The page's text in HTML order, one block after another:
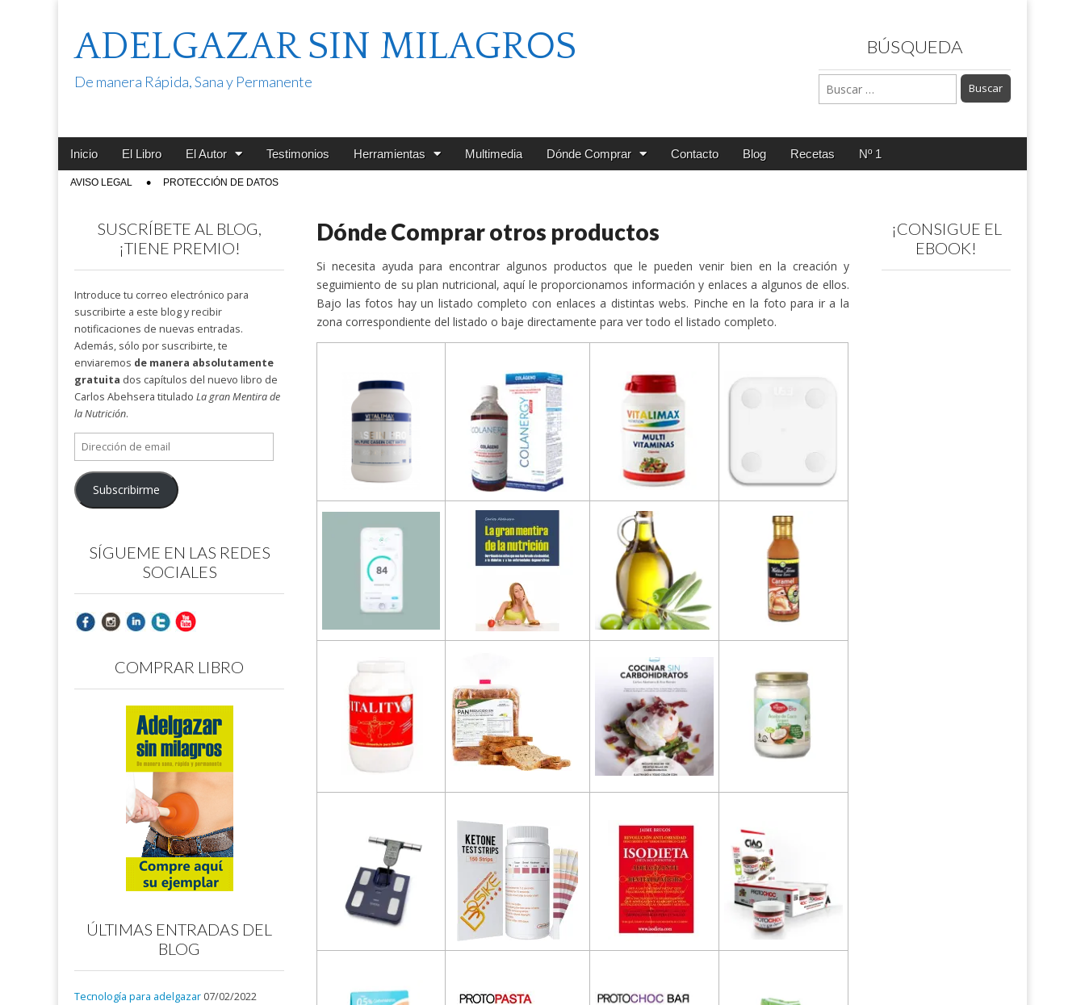
ADELGAZAR SIN MILAGROS
De manera Rápida, Sana y Permanente
BÚSQUEDA
Buscar:
Main
Skip
content
Inicio El Libro El Autor Testimonios Herramientas Multimedia Dónde Comprar Contacto Blog Recetas Nº 1
SubAVISO LEGAL PROTECCIÓN DE DATOS
Dónde Comprar otros productos
Si necesita ayuda para encontrar algunos productos que le pueden venir bien en la creación y
seguimiento de su plan nutricional, aquí le proporcionamos información y enlaces a algunos de ellos.
Bajo las fotos hay un listado completo con enlaces a distintas webs. Pinche en la foto para ir a la
zona correspondiente del listado o baje directamente para ver todo el listado completo.
SUSCRÍBETE AL BLOG,
¡TIENE PREMIO!
Introduce tu correo electrónico para
suscribirte a este blog y recibir
notificaciones de nuevas entradas.
Además, sólo por suscribirte, te
enviaremos de manera absolutamente
gratuita dos capítulos del nuevo libro de
Carlos Abehsera titulado La gran Mentira de
la Nutrición.
Dirección
de
email
Subscribirme
SÍGUEME EN LAS REDES
SOCIALES
COMPRAR LIBRO
ÚLTIMAS ENTRADAS DEL
BLOG
Tecnología para adelgazar 07/02/2022
¡CONSIGUE EL
EBOOK!